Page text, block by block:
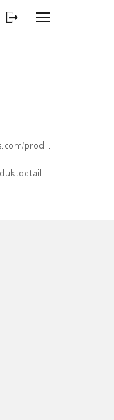
isin/CH1564520273